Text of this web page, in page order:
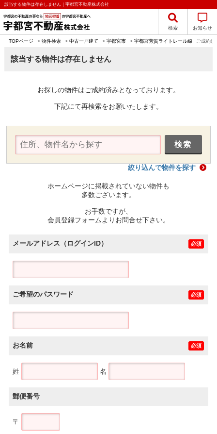
該当する物件は存在しません｜宇都宮不動産株式会社
検索 お知らせ
TOPページ > 物件検索 > 中古一戸建て > 宇都宮市 > 宇都宮芳賀ライトレール線 ご成約済
該当する物件は存在しません
お探しの物件はご成約済みとなっております。
下記にて再検索をお願いたします。
絞り込んで物件を探す
ホームページに掲載されていない物件も
多数ございます。
お手数ですが、
会員登録フォームよりお問合せ下さい。
メールアドレス（ログインID） 必須
ご希望のパスワード 必須
お名前 必須
姓 名
郵便番号
〒